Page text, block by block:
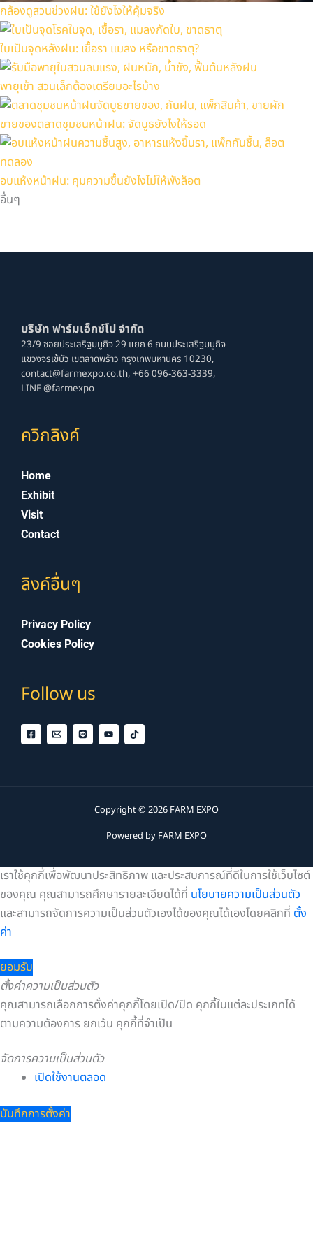
กล้องดูสวนช่วงฝน: ใช้ยังไงให้คุ้มจริง
ใบเป็นจุดหลังฝน: เชื้อรา แมลง หรือขาดธาตุ?
พายุเข้า สวนเล็กต้องเตรียมอะไรบ้าง
ขายของตลาดชุมชนหน้าฝน: จัดบูธยังไงให้รอด
อบแห้งหน้าฝน: คุมความชื้นยังไงไม่ให้พังล็อต
อื่นๆ
บริษัท ฟาร์มเอ็กซ์โป จํากัด
23/9 ซอยประเสริฐมนูกิจ 29 แยก 6 ถนนประเสริฐมนูกิจ
แขวงจรเข้บัว เขตลาดพร้าว กรุงเทพมหานคร 10230,
contact@farmexpo.co.th, +66 096-363-3339,
LINE @farmexpo
ควิกลิงค์
Home
Exhibit
Visit
Contact
ลิงค์อื่นๆ
Privacy Policy
Cookies Policy
Follow us
Copyright © 2026 FARM EXPO
Powered by FARM EXPO
เราใช้คุกกี้เพื่อพัฒนาประสิทธิภาพ และประสบการณ์ที่ดีในการใช้เว็บไซต์
ของคุณ คุณสามารถศึกษารายละเอียดได้ที่ นโยบายความเป็นส่วนตัว
และสามารถจัดการความเป็นส่วนตัวเองได้ของคุณได้เองโดยคลิกที่ ตั้ง
ค่า
ยอมรับ
ตั้งค่าความเป็นส่วนตัว
คุณสามารถเลือกการตั้งค่าคุกกี้โดยเปิด/ปิด คุกกี้ในแต่ละประเภทได้
ตามความต้องการ ยกเว้น คุกกี้ที่จำเป็น
จัดการความเป็นส่วนตัว
เปิดใช้งานตลอด
บันทึกการตั้งค่า